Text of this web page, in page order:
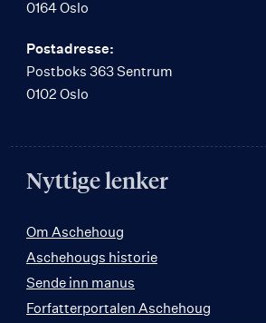
0164 Oslo
Postadresse:
Postboks 363 Sentrum
0102 Oslo
Nyttige lenker
Om Aschehoug
Aschehougs historie
Sende inn manus
Forfatterportalen Aschehoug